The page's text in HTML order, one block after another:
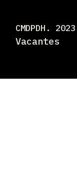
CMDPDH. 2023
Vacantes